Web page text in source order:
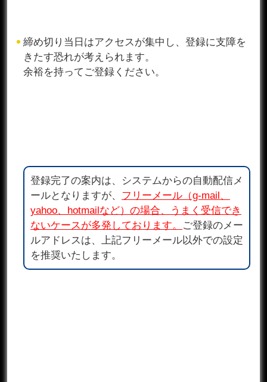
締め切り当日はアクセスが集中し、登録に支障を
きたす恐れが考えられます。
余裕を持ってご登録ください。
登録完了の案内は、システムからの自動配信メ
ールとなりますが、 フリーメール（g-mail、
yahoo、hotmailなど）の場合、うまく受信でき
ないケースが多発しております。 ご登録のメー
ルアドレスは、上記フリーメール以外での設定
を推奨いたします。